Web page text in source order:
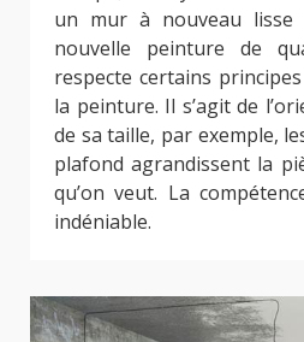
un mur à nouveau
nouvelle peinture de
respecte certains
la peinture. Il s’agit de
de sa taille, par exemple,
plafond agrandissent la
qu’on veut. La
indéniable.